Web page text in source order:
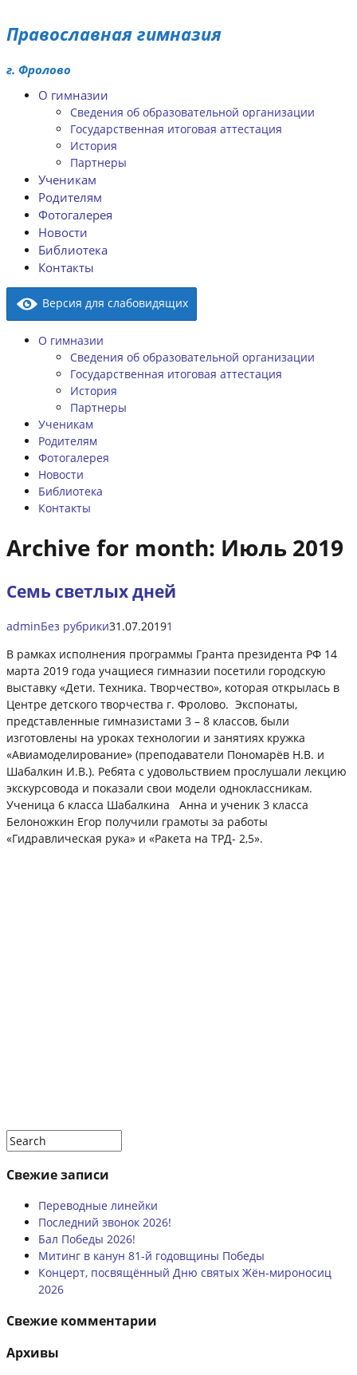
Православная гимназия
г. Фролово
О гимназии
Сведения об образовательной организации
Государственная итоговая аттестация
История
Партнеры
Ученикам
Родителям
Фотогалерея
Новости
Библиотека
Контакты
Версия для слабовидящих
О гимназии
Сведения об образовательной организации
Государственная итоговая аттестация
История
Партнеры
Ученикам
Родителям
Фотогалерея
Новости
Библиотека
Контакты
Archive for month: Июль 2019
Семь светлых дней
adminБез рубрики31.07.20191
В рамках исполнения программы Гранта президента РФ 14
марта 2019 года учащиеся гимназии посетили городскую
выставку «Дети. Техника. Творчество», которая открылась в
Центре детского творчества г. Фролово. Экспонаты,
представленные гимназистами 3 – 8 классов, были
изготовлены на уроках технологии и занятиях кружка
«Авиамоделирование» (преподаватели Пономарёв Н.В. и
Шабалкин И.В.). Ребята с удовольствием прослушали лекцию
экскурсовода и показали свои модели одноклассникам.
Ученица 6 класса Шабалкина Анна и ученик 3 класса
Белоножкин Егор получили грамоты за работы
«Гидравлическая рука» и «Ракета на ТРД- 2,5».
Свежие записи
Переводные линейки
Последний звонок 2026!
Бал Победы 2026!
Митинг в канун 81-й годовщины Победы
Концерт, посвящённый Дню святых Жён‑мироносиц
2026
Свежие комментарии
Архивы